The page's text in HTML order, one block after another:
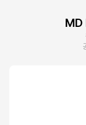
MD